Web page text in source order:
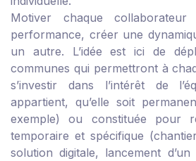
Motiver chaque
performance, créer une
un autre. L’idée est ici de
communes qui permettront à
s’investir dans l’intérêt de
appartient, qu’elle soit
exemple) ou constituée pour
temporaire et spécifique
solution digitale, lancement